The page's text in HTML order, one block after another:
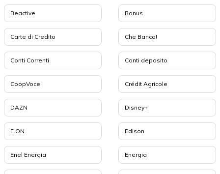
Beactive Bonus
Carte di Credito Che Banca!
Conti Correnti Conti deposito
CoopVoce Crédit Agricole
DAZN Disney+
E.ON Edison
Enel Energia Energia